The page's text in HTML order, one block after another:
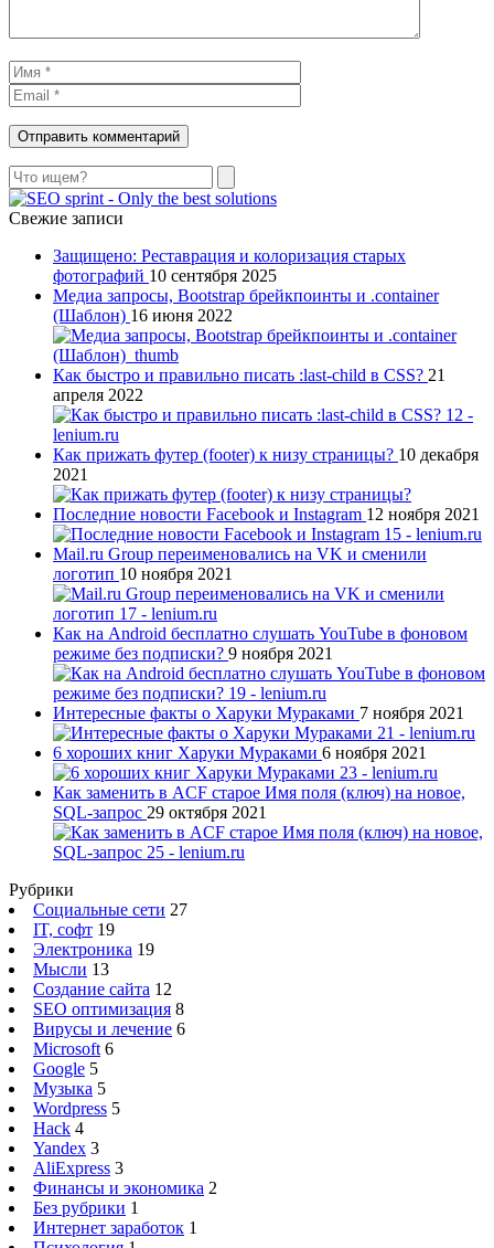
Поиск
Свежие записи
Защищено: Реставрация и колоризация старых
фотографий 10 сентября 2025
Медиа запросы, Bootstrap брейкпоинты и .container
(Шаблон) 16 июня 2022
Как быстро и правильно писать :last-child в CSS? 21
апреля 2022
Как прижать футер (footer) к низу страницы? 10 декабря
2021
Последние новости Facebook и Instagram 12 ноября 2021
Mail.ru Group переименовались на VK и сменили
логотип 10 ноября 2021
Как на Android бесплатно слушать YouTube в фоновом
режиме без подписки? 9 ноября 2021
Интересные факты о Харуки Мураками 7 ноября 2021
6 хороших книг Харуки Мураками 6 ноября 2021
Как заменить в ACF старое Имя поля (ключ) на новое,
SQL-запрос 29 октября 2021
Рубрики
Социальные сети 27
IT, софт 19
Электроника 19
Мысли 13
Создание сайта 12
SEO оптимизация 8
Вирусы и лечение 6
Microsoft 6
Google 5
Музыка 5
Wordpress 5
Hack 4
Yandex 3
AliExpress 3
Финансы и экономика 2
Без рубрики 1
Интернет заработок 1